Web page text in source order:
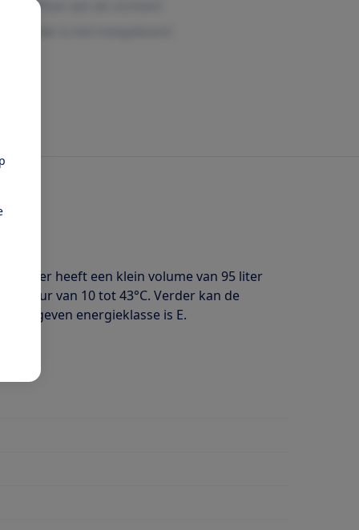
vriezer heeft een klein volume van 95 liter
van 10 tot 43°C. Verder kan de
energieklasse is E.